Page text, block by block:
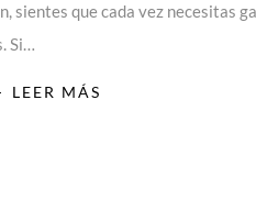
sientes que cada vez necesitas
Si…
LEER MÁS